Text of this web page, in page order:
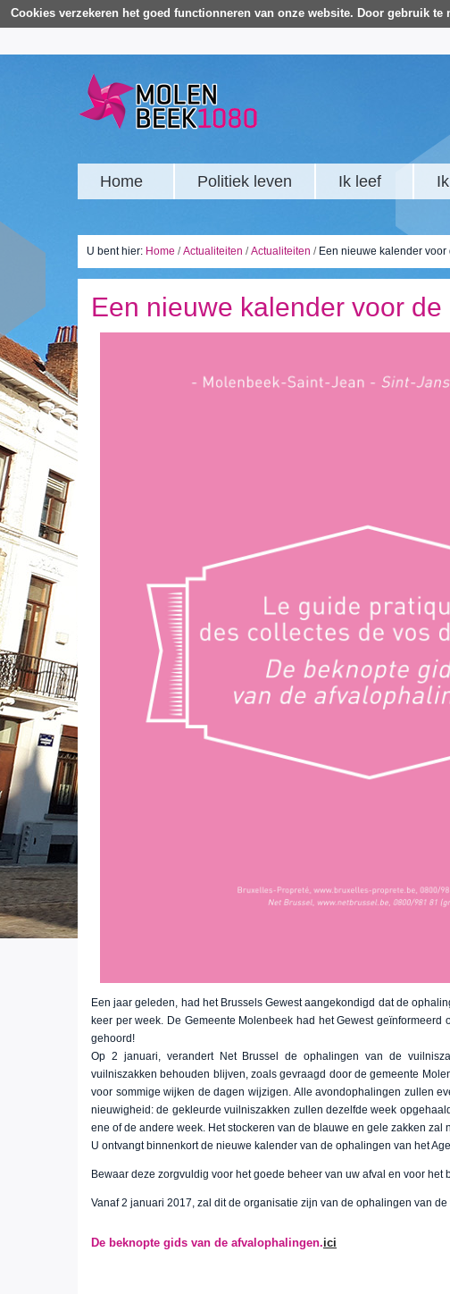
Cookies verzekeren het goed functionneren van onze website. Door gebruik
Home Politiek leven Ik leef
U bent hier: Home /Actualiteiten /Actualiteiten / Een nieuwe kalender
Een nieuwe kalender voor
Een jaar geleden, had het Brussels Gewest aangekondigd dat de
keer per week. De Gemeente Molenbeek had het Gewest
gehoord!
Op 2 januari, verandert Net Brussel de ophalingen van de
vuilniszakken behouden blijven, zoals gevraagd door de gemeente
voor sommige wijken de dagen wijzigen. Alle avondophalingen zullen
nieuwigheid: de gekleurde vuilniszakken zullen dezelfde week
ene of de andere week. Het stockeren van de blauwe en gele zakken zal
U ontvangt binnenkort de nieuwe kalender van de ophalingen van het
Bewaar deze zorgvuldig voor het goede beheer van uw afval en voor
Vanaf 2 januari 2017, zal dit de organisatie zijn van de ophalingen van
De beknopte gids van de afvalophalingen.ici